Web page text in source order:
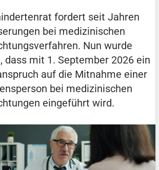
fordert seit Jahren
bei medizinischen
Nun wurde
dass mit 1. September 2026 ein
auf die Mitnahme einer
bei medizinischen
eingeführt wird.